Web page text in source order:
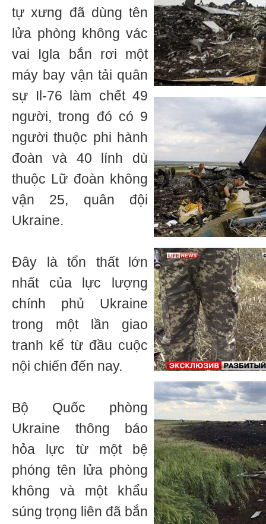
tự xưng đã dùng tên
lửa phòng không vác
vai Igla bắn rơi một
máy bay vận tải quân
sự Il-76 làm chết 49
người, trong đó có 9
người thuộc phi hành
đoàn và 40 lính dù
thuộc Lữ đoàn không
vận 25, quân đội
Ukraine.
Đây là tổn thất lớn
nhất của lực lượng
chính phủ Ukraine
trong một lần giao
tranh kể từ đầu cuộc
nội chiến đến nay.
Bộ Quốc phòng
Ukraine thông báo
hỏa lực từ một bệ
phóng tên lửa phòng
không và một khẩu
súng trọng liên đã bắn